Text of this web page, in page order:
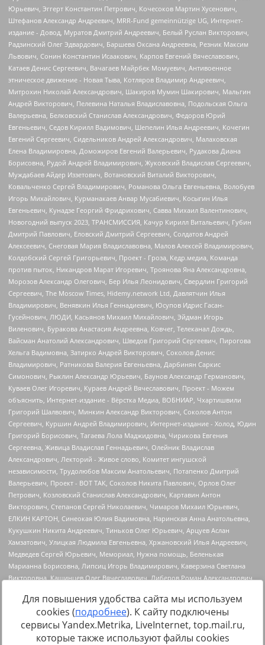
Источник:https://minjust.gov.ru/uploaded/files/reestr-
inostrannyih-agentov-22-03-2024.pdfданные на22.03.2024
Для повышения удобства сайта мы используем
cookies (подробнее). К сайту подключены
сервисы Yandex.Metrika, LiveInternet, top.mail.ru,
которые также используют файлы cookies